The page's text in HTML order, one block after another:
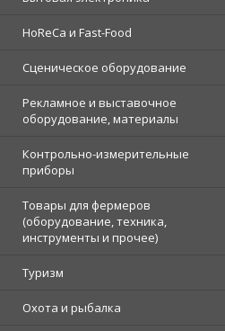
HoReCa и Fast-Food
Сценическое оборудование
Рекламное и выставочное
оборудование, материалы
Контрольно-измерительные
приборы
Товары для фермеров
(оборудование, техника,
инструменты и прочее)
Туризм
Охота и рыбалка